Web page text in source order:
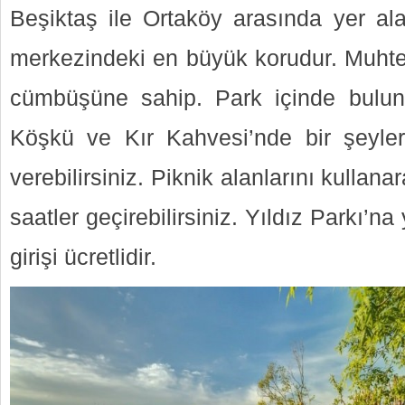
Beşiktaş ile Ortaköy arasında yer
merkezindeki en büyük korudur.
cümbüşüne sahip. Park içinde
Köşkü ve Kır Kahvesi’nde bir
verebilirsiniz. Piknik alanlarını
saatler geçirebilirsiniz. Yıldız
girişi ücretlidir.